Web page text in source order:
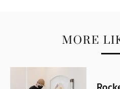
MORE